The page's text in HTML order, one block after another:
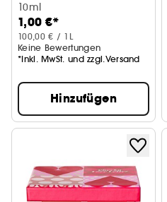
10ml
1,00 €*
100,00 € / 1L
Keine Bewertungen
*Inkl. MwSt. und zzgl.Versand
Hinzufügen